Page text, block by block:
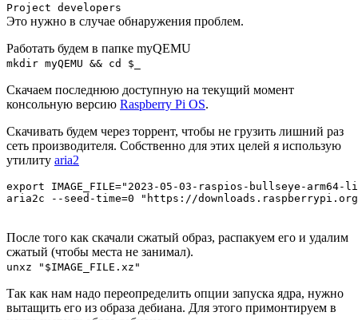
Project developers
Это нужно в случае обнаружения проблем.
Работать будем в папке myQEMU
mkdir myQEMU && cd $_
Скачаем последнюю доступную на текущий момент
консольную версию Raspberry Pi OS.
Скачивать будем через торрент, чтобы не грузить лишний раз
сеть производителя. Собственно для этих целей я использую
утилиту aria2
export IMAGE_FILE="2023-05-03-raspios-bullseye-
aria2c --seed-time=0 "https://
После того как скачали сжатый образ, распакуем его и удалим
сжатый (чтобы места не занимал).
unxz "$IMAGE_FILE.xz"
Так как нам надо переопределить опции запуска ядра, нужно
вытащить его из образа дебиана. Для этого примонтируем в